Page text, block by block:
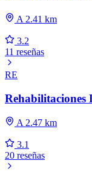
A 2.41 km
3.2
11 reseñas
RE
Rehabilitaciones
A 2.47 km
3.1
20 reseñas